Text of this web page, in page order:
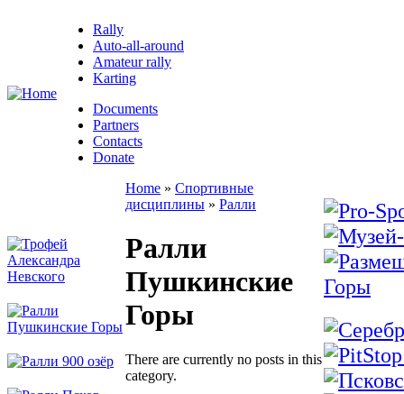
Rally
Auto-all-around
Amateur rally
Karting
Documents
Partners
Contacts
Donate
Home » Спортивные
дисциплины » Ралли
Ралли
Пушкинские
Горы
There are currently no posts in this
category.